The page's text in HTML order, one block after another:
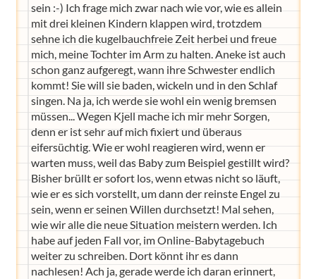
sein :-) Ich frage mich zwar nach wie vor, wie es allein
mit drei kleinen Kindern klappen wird, trotzdem
sehne ich die kugelbauchfreie Zeit herbei und freue
mich, meine Tochter im Arm zu halten. Aneke ist auch
schon ganz aufgeregt, wann ihre Schwester endlich
kommt! Sie will sie baden, wickeln und in den Schlaf
singen. Na ja, ich werde sie wohl ein wenig bremsen
müssen... Wegen Kjell mache ich mir mehr Sorgen,
denn er ist sehr auf mich fixiert und überaus
eifersüchtig. Wie er wohl reagieren wird, wenn er
warten muss, weil das Baby zum Beispiel gestillt wird?
Bisher brüllt er sofort los, wenn etwas nicht so läuft,
wie er es sich vorstellt, um dann der reinste Engel zu
sein, wenn er seinen Willen durchsetzt! Mal sehen,
wie wir alle die neue Situation meistern werden. Ich
habe auf jeden Fall vor, im Online-Babytagebuch
weiter zu schreiben. Dort könnt ihr es dann
nachlesen! Ach ja, gerade werde ich daran erinnert,